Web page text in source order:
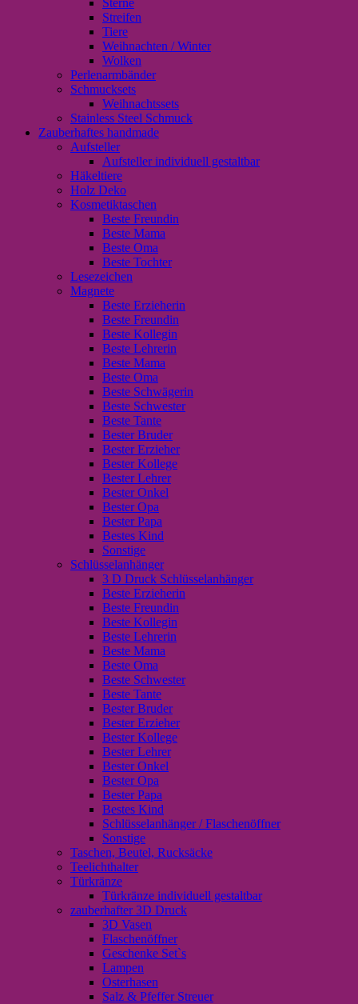
Streifen
Tiere
Weihnachten / Winter
Wolken
Perlenarmbänder
Schmucksets
Weihnachtssets
Stainless Steel Schmuck
Zauberhaftes handmade
Aufsteller
Aufsteller individuell gestaltbar
Häkeltiere
Holz Deko
Kosmetiktaschen
Beste Freundin
Beste Mama
Beste Oma
Beste Tochter
Lesezeichen
Magnete
Beste Erzieherin
Beste Freundin
Beste Kollegin
Beste Lehrerin
Beste Mama
Beste Oma
Beste Schwägerin
Beste Schwester
Beste Tante
Bester Bruder
Bester Erzieher
Bester Kollege
Bester Lehrer
Bester Onkel
Bester Opa
Bester Papa
Bestes Kind
Sonstige
Schlüsselanhänger
3 D Druck Schlüsselanhänger
Beste Erzieherin
Beste Freundin
Beste Kollegin
Beste Lehrerin
Beste Mama
Beste Oma
Beste Schwester
Beste Tante
Bester Bruder
Bester Erzieher
Bester Kollege
Bester Lehrer
Bester Onkel
Bester Opa
Bester Papa
Bestes Kind
Schlüsselanhänger / Flaschenöffner
Sonstige
Taschen, Beutel, Rucksäcke
Teelichthalter
Türkränze
Türkränze individuell gestaltbar
zauberhafter 3D Druck
3D Vasen
Flaschenöffner
Geschenke Set`s
Lampen
Osterhasen
Salz & Pfeffer Streuer